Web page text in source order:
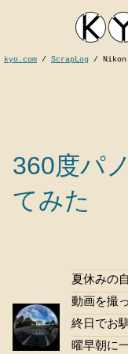
kyo.com / ScrapLog /
360度パ
てみた
夏休みの
動画を撮
終日でお
曜早朝に